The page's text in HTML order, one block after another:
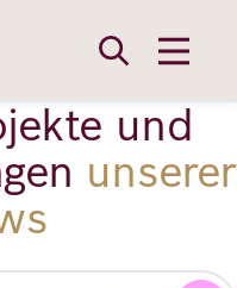
und
unserer